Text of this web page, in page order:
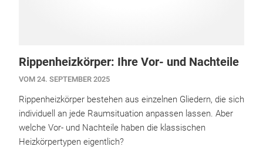
Rippenheizkörper: Ihre Vor- und Nachteile
VOM 24. SEPTEMBER 2025
Rippenheizkörper bestehen aus einzelnen Gliedern, die sich
individuell an jede Raumsituation anpassen lassen. Aber
welche Vor- und Nachteile haben die klassischen
Heizkörpertypen eigentlich?